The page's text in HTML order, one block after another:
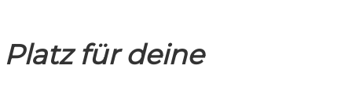
Platz für deine